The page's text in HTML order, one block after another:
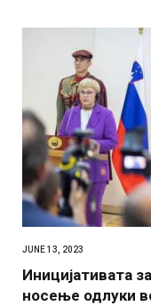
JUNE 13, 2023
Иницијативата
носење одлуки